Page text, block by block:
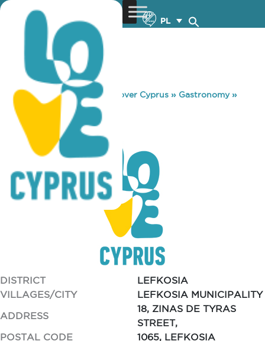
PL
You are here: Home »Discover Cyprus » Gastronomy»
THEORY BAR
THEORY BAR
DISTRICT
LEFKOSIA
VILLAGES/CITY
LEFKOSIA MUNICIPALITY
ADDRESS
18, ZINAS DE TYRAS
STREET,
POSTAL CODE
1065, LEFKOSIA